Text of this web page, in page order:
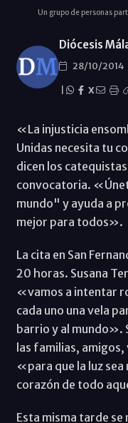
Un grupo de personas
Diócesis
28/10/2014
X
«La injusticia
Unidas necesita tu
dicen los
convocatoria.
mundo" y ayuda a
mejor para todos».
La cita en San
20 horas. Susana
«vamos a intentar
cada uno una vela
barrio y al mundo».
las familias, amigos,
«para que la luz sea
corazón de todo
Esta misma tarde